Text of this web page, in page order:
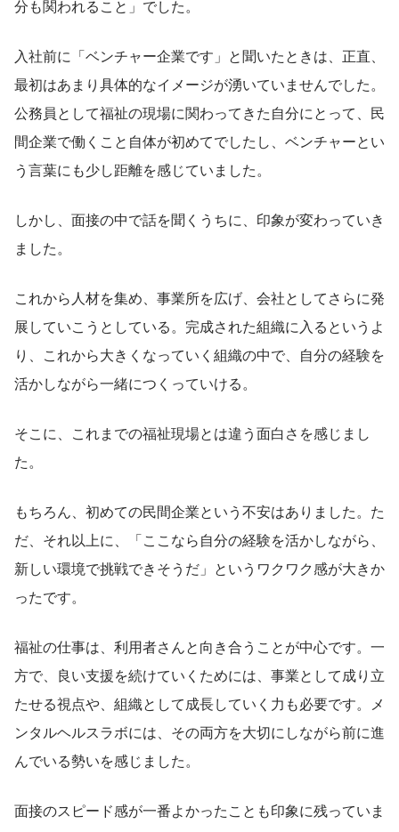
分も関われること」でした。
入社前に「ベンチャー企業です」と聞いたときは、正直、
最初はあまり具体的なイメージが湧いていませんでした。
公務員として福祉の現場に関わってきた自分にとって、民
間企業で働くこと自体が初めてでしたし、ベンチャーとい
う言葉にも少し距離を感じていました。
しかし、面接の中で話を聞くうちに、印象が変わっていき
ました。
これから人材を集め、事業所を広げ、会社としてさらに発
展していこうとしている。完成された組織に入るというよ
り、これから大きくなっていく組織の中で、自分の経験を
活かしながら一緒につくっていける。
そこに、これまでの福祉現場とは違う面白さを感じまし
た。
もちろん、初めての民間企業という不安はありました。た
だ、それ以上に、「ここなら自分の経験を活かしながら、
新しい環境で挑戦できそうだ」というワクワク感が大きか
ったです。
福祉の仕事は、利用者さんと向き合うことが中心です。一
方で、良い支援を続けていくためには、事業として成り立
たせる視点や、組織として成長していく力も必要です。メ
ンタルヘルスラボには、その両方を大切にしながら前に進
んでいる勢いを感じました。
面接のスピード感が一番よかったことも印象に残っていま